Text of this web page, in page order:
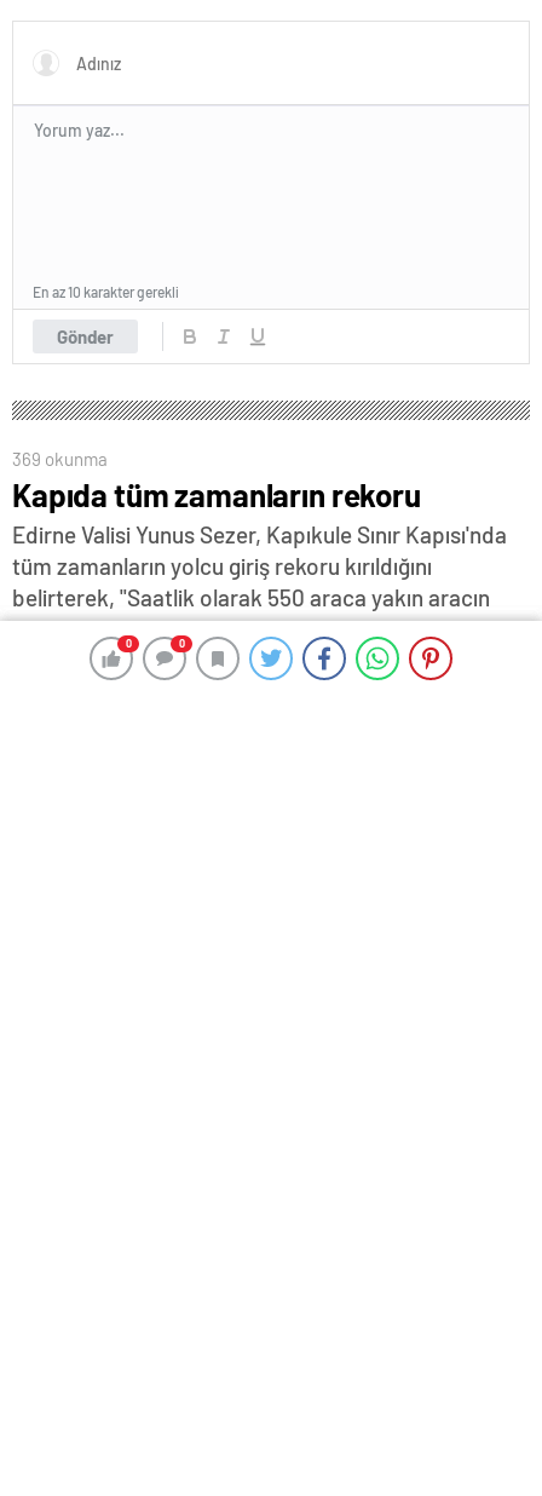
0 0
Gönder
En az 10 karakter gerekli
369 okunma
Kapıda tüm zamanların rekoru
Edirne Valisi Yunus Sezer, Kapıkule Sınır Kapısı'nda
tüm zamanların yolcu giriş rekoru kırıldığını
belirterek, "Saatlik olarak 550 araca yakın aracın
girişi gerçekleştiriliyor. Mesela dün itibarıyla tüm
zamanların giriş açısından rekoru kırıldı. 9 bin 628
0 0